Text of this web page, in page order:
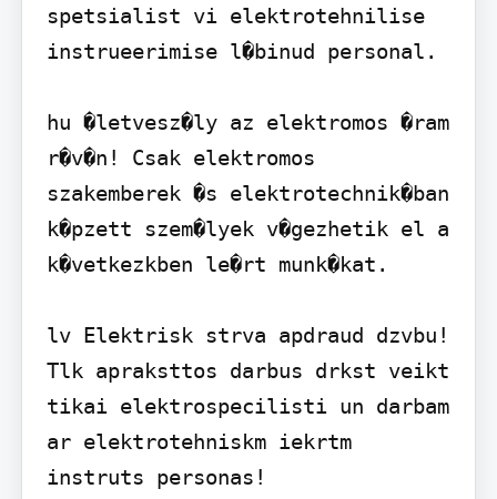
spetsialist vi elektrotehnilise
instrueerimise l�binud personal.
hu �letvesz�ly az elektromos �ram
r�v�n! Csak elektromos
szakemberek �s elektrotechnik�ban
k�pzett szem�lyek v�gezhetik el a
k�vetkezkben le�rt munk�kat.
lv Elektrisk strva apdraud dzvbu!
Tlk apraksttos darbus drkst veikt
tikai elektrospecilisti un darbam
ar elektrotehniskm iekrtm
instruts personas!